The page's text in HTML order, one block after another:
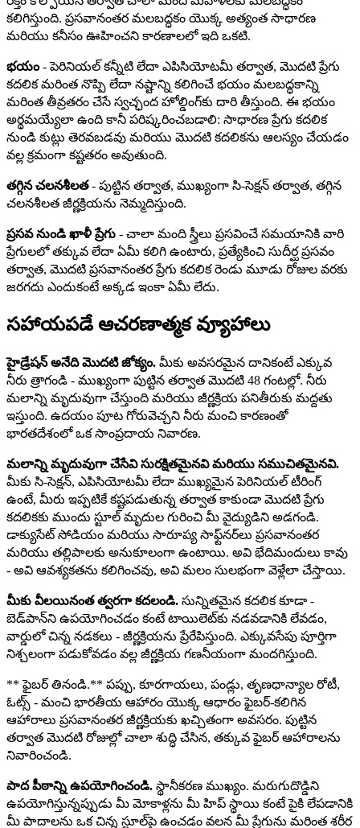
కలిగిస్తుంది. ప్రసవానంతర మలబద్ధకం యొక్క అత్యంత సాధారణ
మరియు కనీసం ఊహించని కారణాలలో ఇది ఒకటి.
భయం- పెరినియల్ కన్నీటి లేదా ఎపిసియోటమీ తర్వాత, మొదటి ప్రేగు
కదలిక మరింత నొప్పి లేదా నష్టాన్ని కలిగించే భయం మలబద్ధకాన్ని
మరింత తీవ్రతరం చేసే స్వచ్ఛంద హోల్డింగ్‌కు దారి తీస్తుంది. ఈ భయం
అర్థమయ్యేలా ఉంది కానీ పరిష్కరించబడాలి: సాధారణ ప్రేగు కదలిక
నుండి కుట్లు తెరవబడవు మరియు మొదటి కదలికను ఆలస్యం చేయడం
వల్ల క్రమంగా కష్టతరం అవుతుంది.
తగ్గిన చలనశీలత- పుట్టిన తర్వాత, ముఖ్యంగా సి-సెక్షన్ తర్వాత, తగ్గిన
చలనశీలత జీర్ణక్రియను నెమ్మదిస్తుంది.
ప్రసవ నుండి ఖాళీ ప్రేగు - చాలా మంది స్త్రీలు ప్రసవించే సమయానికి వారి
ప్రేగులలో తక్కువ లేదా ఏమీ కలిగి ఉంటారు, ప్రత్యేకించి సుదీర్ఘ ప్రసవం
తర్వాత, మొదటి ప్రసవానంతర ప్రేగు కదలిక రెండు మూడు రోజుల వరకు
జరగదు ఎందుకంటే అక్కడ ఇంకా ఏమీ లేదు.
సహాయపడే ఆచరణాత్మక వ్యూహాలు
హైడ్రేషన్ అనేది మొదటి జోక్యం. మీకు అవసరమైన దానికంటే ఎక్కువ
నీరు త్రాగండి - ముఖ్యంగా పుట్టిన తర్వాత మొదటి 48 గంటల్లో. నీరు
మలాన్ని మృదువుగా చేస్తుంది మరియు జీర్ణక్రియ పనితీరుకు మద్దతు
ఇస్తుంది. ఉదయం పూట గోరువెచ్చని నీరు మంచి కారణంతో
భారతదేశంలో ఒక సాంప్రదాయ నివారణ.
మలాన్ని మృదువుగా చేసేవి సురక్షితమైనవి మరియు సముచితమైనవి.
మీకు సి-సెక్షన్, ఎపిసియోటమీ లేదా ముఖ్యమైన పెరినియల్ టీరింగ్
ఉంటే, మీరు ఇప్పటికే కష్టపడుతున్న తర్వాత కాకుండా మొదటి ప్రేగు
కదలికకు ముందు స్టూల్ మృదుల గురించి మీ వైద్యుడిని అడగండి.
డాక్యుసేట్ సోడియం మరియు సారూప్య సాఫ్ట్‌నర్‌లు ప్రసవానంతర
మరియు తల్లిపాలకు అనుకూలంగా ఉంటాయి. అవి భేదిమందులు కావు
- అవి ఆవశ్యకతను కలిగించవు, అవి మలం సులభంగా వెళ్లేలా చేస్తాయి.
మీకు వీలయినంత త్వరగా కదలండి. సున్నితమైన కదలిక కూడా -
బెడ్‌పాన్‌ని ఉపయోగించడం కంటే టాయిలెట్‌కు నడవడానికి లేవడం,
వార్డులో చిన్న నడకలు - జీర్ణక్రియను ప్రేరేపిస్తుంది. ఎక్కువసేపు పూర్తిగా
నిశ్చలంగా పడుకోవడం వల్ల జీర్ణక్రియ గణనీయంగా మందగిస్తుంది.
** ఫైబర్ తినండి.** పప్పు, కూరగాయలు, పండ్లు, తృణధాన్యాల రోటీ,
ఓట్స్ - మంచి భారతీయ ఆహారం యొక్క ఆధారం ఫైబర్-కలిగిన
ఆహారాలు ప్రసవానంతర జీర్ణక్రియకు ఖచ్చితంగా అవసరం. పుట్టిన
తర్వాత మొదటి రోజుల్లో చాలా శుద్ధి చేసిన, తక్కువ ఫైబర్ ఆహారాలను
నివారించండి.
పాద పీఠాన్ని ఉపయోగించండి. స్థానీకరణ ముఖ్యం. మరుగుదొడ్డిని
ఉపయోగిస్తున్నప్పుడు మీ మోకాళ్లను మీ హిప్ స్థాయి కంటే పైకి లేపడానికి
మీ పాదాలను ఒక చిన్న స్టూల్‌పై ఉంచడం వలన మీ ప్రేగును మరింత శరీర